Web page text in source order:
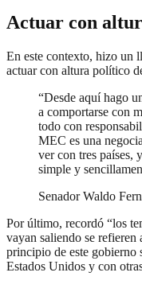
Actuar con
En este contexto, hizo un
actuar con altura político
“Desde aquí hago
a comportarse con
todo con
MEC es una
ver con tres países,
simple y
Senador Waldo
Por último, recordó “los
vayan saliendo se refieren
principio de este gobierno
Estados Unidos y con